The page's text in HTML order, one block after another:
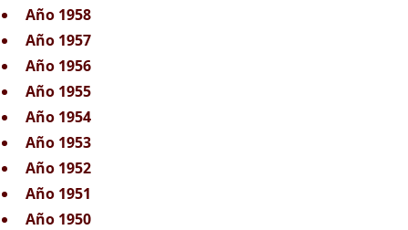
Año 1958
Año 1957
Año 1956
Año 1955
Año 1954
Año 1953
Año 1952
Año 1951
Año 1950